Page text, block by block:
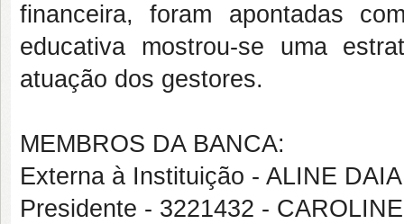
financeira, foram apontadas
educativa mostrou-se uma
atuação dos gestores.
MEMBROS DA BANCA:
Externa à Instituição - ALINE
Presidente - 3221432 -